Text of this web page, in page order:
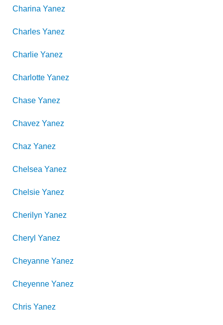
Charina Yanez
Charles Yanez
Charlie Yanez
Charlotte Yanez
Chase Yanez
Chavez Yanez
Chaz Yanez
Chelsea Yanez
Chelsie Yanez
Cherilyn Yanez
Cheryl Yanez
Cheyanne Yanez
Cheyenne Yanez
Chris Yanez